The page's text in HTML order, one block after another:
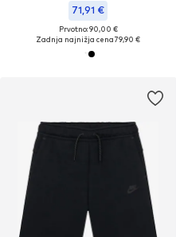
71,91 €
Prvotno: 90,00 €
Zadnja najnižja cena79,90 €